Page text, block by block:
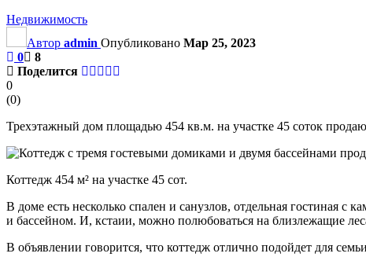
Недвижимость
Автор admin Опубликовано Мар 25, 2023
0
8
Поделится
0
(0)
Трехэтажный дом площадью 454 кв.м. на участке 45 соток
Коттедж 454 м² на участке 45 сот.
В доме есть несколько спален и санузлов, отдельная
и бассейном. И, кстаии, можно полюбоваться на близлежащие
В объявлении говорится, что коттедж отлично подойдет для